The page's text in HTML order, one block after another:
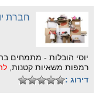
חברת
יוסי הובלות - מתמחים
רמפות משאיות קטנות,
דירוג :